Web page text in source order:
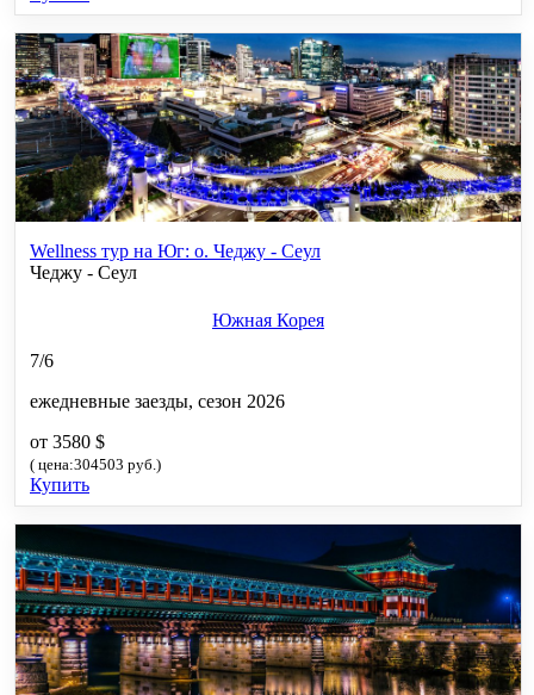
Wellness тур на Юг: о. Чеджу - Сеул
Чеджу - Сеул
Южная Корея
7/6
ежедневные заезды, сезон 2026
от 3580 $
( цена:304503 руб.)
Купить